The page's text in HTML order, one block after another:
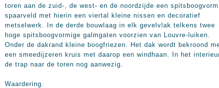
toren aan de zuid-, de west- en de noordzijde een
spaarveld met hierin een viertal kleine nissen en decoratief
metselwerk. In de derde bouwlaag in elk gevelvlak telkens twee
hoge spitsboogvormige galmgaten voorzien van Louvre-luiken.
Onder de dakrand kleine boogfriezen. Het dak wordt bekroond
een smeedijzeren kruis met daarop een windhaan. In het
de trap naar de toren nog aanwezig.
Waardering.